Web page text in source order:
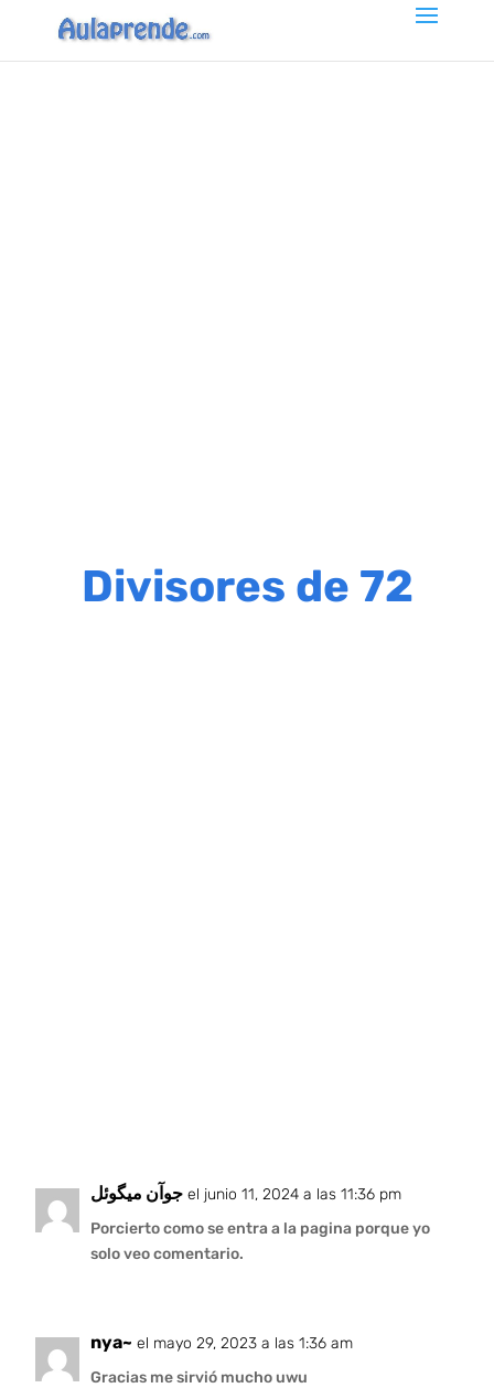
Divisores de 72
جوآن میگوئل el junio 11, 2024 a las 11:36 pm
Porcierto como se entra a la pagina porque yo
solo veo comentario.
nya~ el mayo 29, 2023 a las 1:36 am
Gracias me sirvió mucho uwu